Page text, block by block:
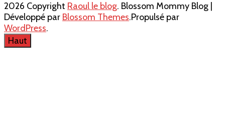
bientôt
de
2026 Copyright Raoul le blog. Blossom Mommy Blog |
Développé par Blossom Themes.Propulsé par
WordPress.
Haut